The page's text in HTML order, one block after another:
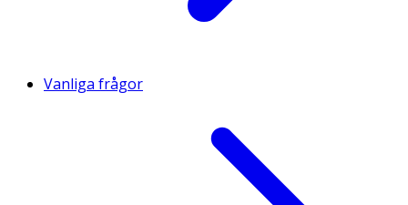
Vanliga frågor